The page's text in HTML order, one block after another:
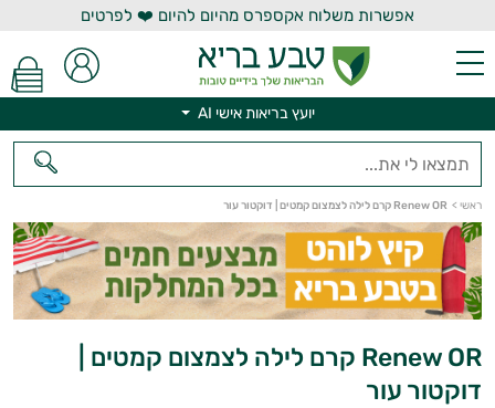
אפשרות משלוח אקספרס מהיום להיום ❤️ לפרטים
יועץ בריאות אישי AI
ראשי > Renew OR קרם לילה לצמצום קמטים | דוקטור עור
Renew OR קרם לילה לצמצום קמטים |
דוקטור עור
יועץ בריאות אישי AI